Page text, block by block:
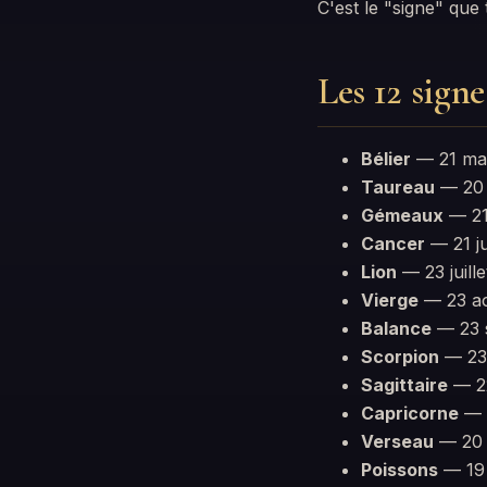
C'est le "signe"
Les 12
Bélier — 21
Taureau — 20
Gémeaux —
Cancer — 21
Lion — 23
Vierge — 23
Balance — 23
Scorpion — 23
Sagittaire —
Capricorne —
Verseau — 20
Poissons — 19